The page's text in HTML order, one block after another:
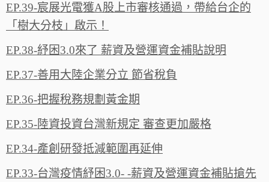
EP.39-宸展光電獲A股上市審核通過，帶給台企的
「樹大分枝」啟示！
EP.38-紓困3.0來了 薪資及營運資金補貼說明
EP.37-善用大陸企業分立 節省稅負
EP.36-把握稅務規劃黃金期
EP.35-陸資投資台灣新規定 審查更加嚴格
EP.34-產創研發抵減範圍再延伸
EP.33-台灣疫情紓困3.0- -薪資及營運資金補貼搶先